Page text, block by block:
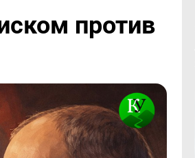
против